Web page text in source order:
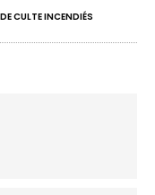
CULTE INCENDIÉS